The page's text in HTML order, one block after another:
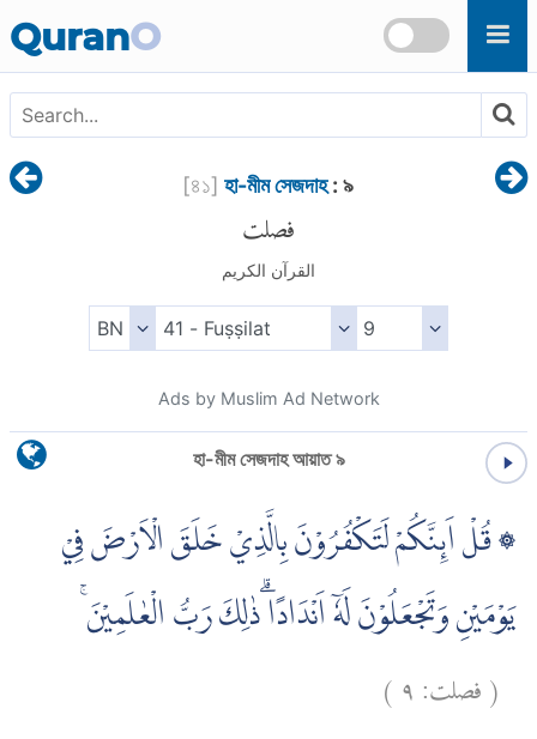
QuranO
[৪১] হা-মীম সেজদাহ: ৯
فصلت
القرآن الكريم
Ads by Muslim Ad Network
হা-মীম সেজদাহ আয়াত ৯
۞ قُلْ اَىِٕنَّكُمْ لَتَكْفُرُوْنَ بِالَّذِيْ خَلَقَ الْاَرْضَ فِيْ
يَوْمَيْنِ وَتَجْعَلُوْنَ لَهٗٓ اَنْدَادًا ۗذٰلِكَ رَبُّ الْعٰلَمِيْنَ ۚ
(فصلت:٩)